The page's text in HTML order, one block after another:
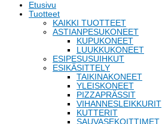
Etusivu
Tuotteet
KAIKKI TUOTTEET
ASTIANPESUKONEET
KUPUKONEET
LUUKKUKONEET
ESIPESUSUIHKUT
ESIKÄSITTELY
TAIKINAKONEET
YLEISKONEET
PIZZAPRÄSSIT
VIHANNESLEIKKURIT
KUTTERIT
SAUVASEKOITTIMET